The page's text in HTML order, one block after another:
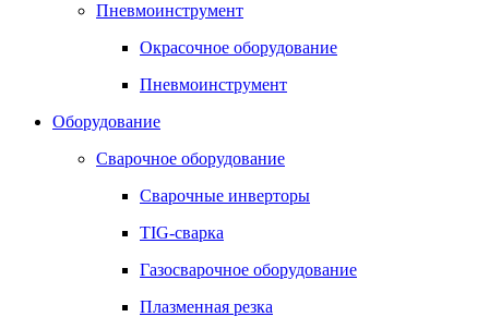
Пневмоинструмент
Окрасочное оборудование
Пневмоинструмент
Оборудование
Сварочное оборудование
Сварочные инверторы
TIG-сварка
Газосварочное оборудование
Плазменная резка